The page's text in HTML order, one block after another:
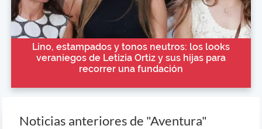
Lino, estampados y tonos neutros: los looks
veraniegos de Letizia Ortiz y sus hijas para
recorrer una fundación
Noticias anteriores de "Aventura"